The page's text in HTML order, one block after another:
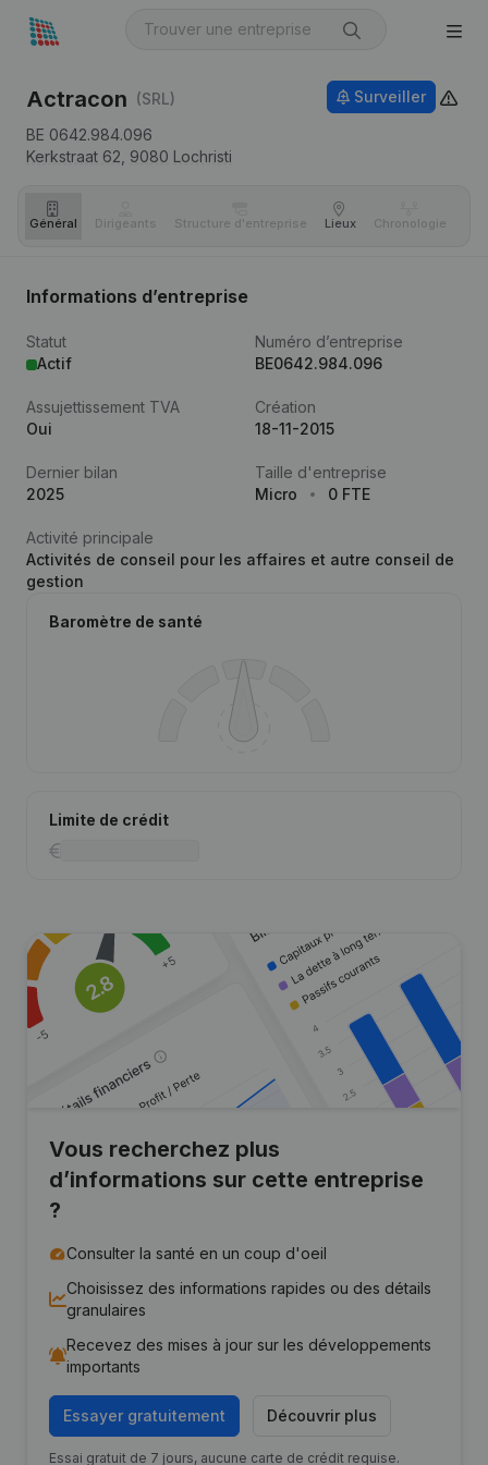
Actracon (SRL)
BE 0642.984.096
Kerkstraat 62, 9080 Lochristi
Surveiller
Général Dirigeants Structure d'entreprise Lieux Chronologie
Informations d’entreprise
Statut
Actif
Numéro d’entreprise
BE0642.984.096
Assujettissement TVA
Oui
Création
18-11-2015
Dernier bilan
2025
Taille d'entreprise
Micro
0 FTE
Activité principale
Activités de conseil pour les affaires et autre conseil de
gestion
Baromètre de santé
Limite de crédit
Vous recherchez plus
d’informations sur cette entreprise
?
Consulter la santé en un coup d'oeil
Choisissez des informations rapides ou des détails
granulaires
Recevez des mises à jour sur les développements
importants
Essayer gratuitement Découvrir plus
Essai gratuit de 7 jours, aucune carte de crédit requise.